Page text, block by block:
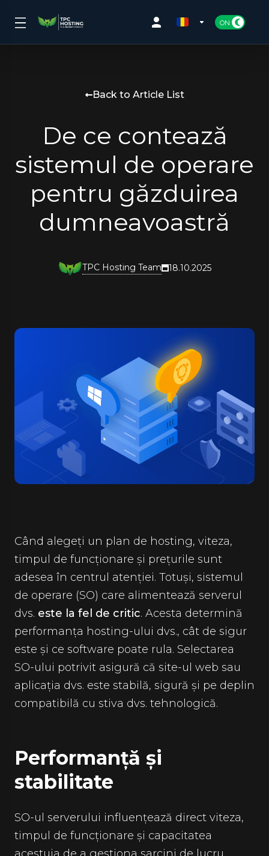
Back to Article List
De ce contează
sistemul de operare
pentru găzduirea
dumneavoastră
TPC Hosting Team 18.10.2025
Când alegeți un plan de hosting, viteza,
timpul de funcționare și prețurile sunt
adesea în centrul atenției. Totuși, sistemul
de operare (SO) care alimentează serverul
dvs. este la fel de critic. Acesta determină
performanța hosting-ului dvs., cât de sigur
este și ce software poate rula. Selectarea
SO-ului potrivit asigură că site-ul web sau
aplicația dvs. este stabilă, sigură și pe deplin
compatibilă cu stiva dvs. tehnologică.
Performanță și
stabilitate
SO-ul serverului influențează direct viteza,
timpul de funcționare și capacitatea